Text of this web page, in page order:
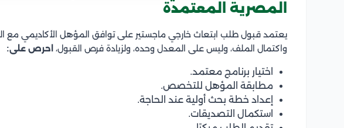
المصرية المعتمدة
يعتمد قبول طلب ابتعاث خارجي ماجستير على توافق المؤهل الأكاديمي مع
واكتمال الملف، وليس على المعدل وحده، ولزيادة فرص القبول، احرص على:
اختيار برنامج معتمد.
مطابقة المؤهل للتخصص.
إعداد خطة بحث أولية عند الحاجة.
استكمال التصديقات.